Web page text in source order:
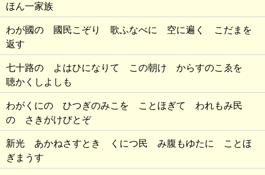
ほん一家族
わが國の 國民こぞり 歌ふなべに 空に遍く こだまを
返す
七十路の よはひになりて この朝け からすのこゑを
聴かくしよしも
わがくにの ひつぎのみこを ことほぎて われもみ民
の さきがけびとぞ
新光 あかねさすとき くにつ民 み腹もゆたに ことほ
ぎまうす